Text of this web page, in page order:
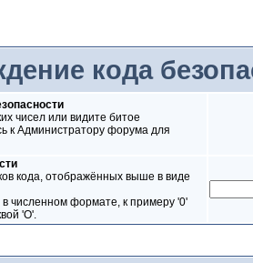
кода
чисел или видите битое
к Администратору форума для
кода, отображённых выше в виде
численном формате, к примеру '0'
'O'.